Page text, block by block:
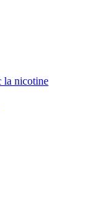
la nicotine